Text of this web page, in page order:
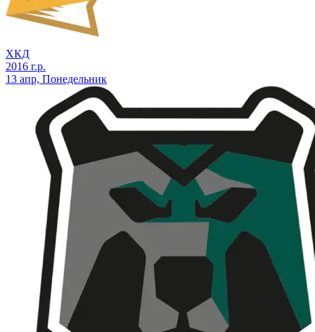
ХКД
2016 г.р.
13 апр, Понедельник